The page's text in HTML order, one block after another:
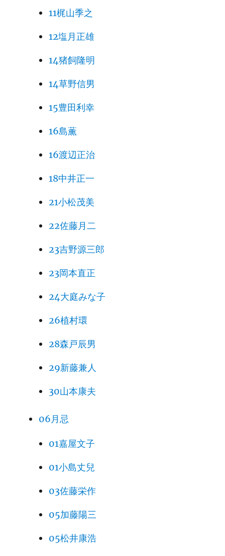
11梶山季之
12塩月正雄
14猪飼隆明
14草野信男
15豊田利幸
16島薫
16渡辺正治
18中井正一
21小松茂美
22佐藤月二
23吉野源三郎
23岡本直正
24大庭みな子
26植村環
28森戸辰男
29新藤兼人
30山本康夫
06月忌
01嘉屋文子
01小島丈兒
03佐藤栄作
05加藤陽三
05松井康浩